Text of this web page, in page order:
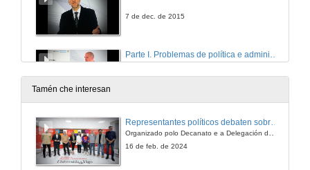
7 de dec. de 2015
22 de xul. de 2014
Tamén che interesan
Representantes políticos debaten sobre educación e xuventude no campus de Pontevedra
16 de feb. de 2024